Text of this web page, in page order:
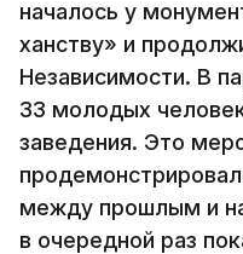
началось у
ханству» и
Независимости. В
33 молодых
заведения. Это
между прошлым и
в очередной раз